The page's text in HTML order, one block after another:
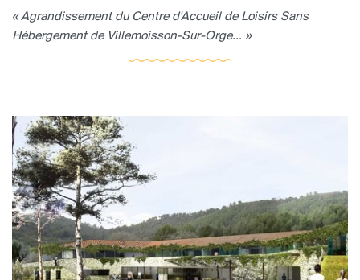
« Agrandissement du Centre d'Accueil de Loisirs Sans
Hébergement de Villemoisson-Sur-Orge... »